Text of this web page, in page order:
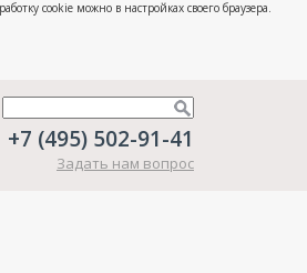
cookie можно в настройках своего браузера.
+7 (495) 502-91-41
Задать нам вопрос